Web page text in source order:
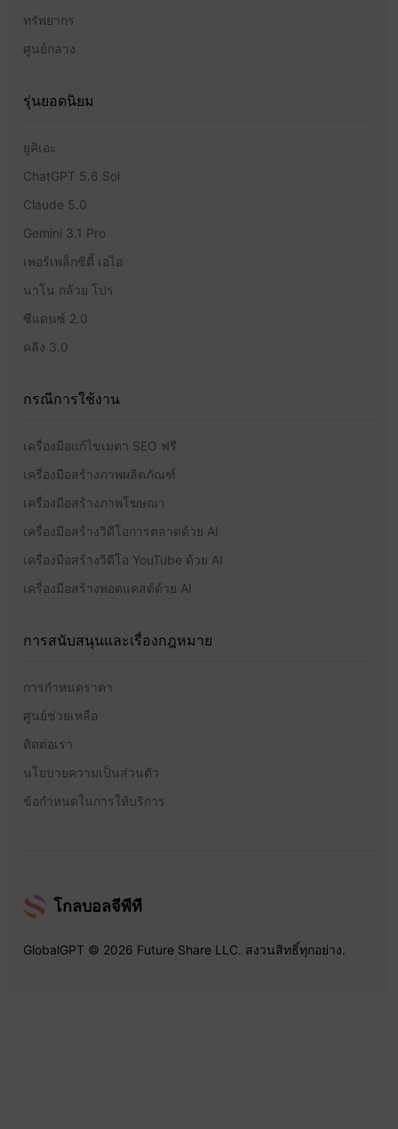
ทรัพยากร
ศูนย์กลาง
รุ่นยอดนิยม
ยูคิเอะ
ChatGPT 5.6 Sol
Claude 5.0
Gemini 3.1 Pro
เพอร์เพล็กซิตี้ เอไอ
นาโน กล้วย โปร
ซีแดนซ์ 2.0
คลิง 3.0
กรณีการใช้งาน
เครื่องมือแก้ไขเมตา SEO ฟรี
เครื่องมือสร้างภาพผลิตภัณฑ์
เครื่องมือสร้างภาพโฆษณา
เครื่องมือสร้างวิดีโอการตลาดด้วย AI
เครื่องมือสร้างวิดีโอ YouTube ด้วย AI
เครื่องมือสร้างพอดแคสต์ด้วย AI
การสนับสนุนและเรื่องกฎหมาย
การกำหนดราคา
ศูนย์ช่วยเหลือ
ติดต่อเรา
นโยบายความเป็นส่วนตัว
ข้อกำหนดในการให้บริการ
โกลบอลจีพีที
GlobalGPT © 2026 Future Share LLC. สงวนสิทธิ์ทุกอย่าง.